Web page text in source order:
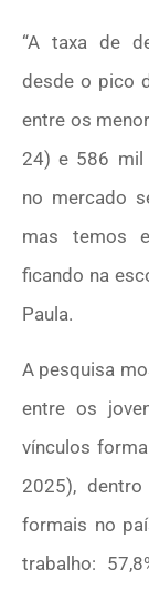
“A taxa de
desde o pico
entre os
24) e 586 mil
no mercado
mas temos
ficando na
Paula.
A pesquisa
entre os
vínculos
2025),
formais no
trabalho: